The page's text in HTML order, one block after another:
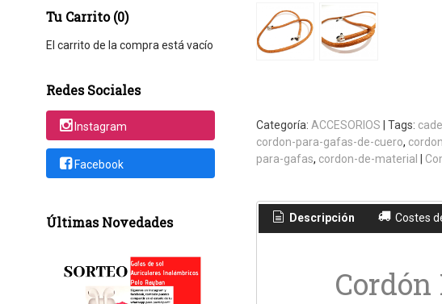
Tu Carrito (0)
El carrito de la compra está vacío
Redes Sociales
Instagram
Facebook
Últimas Novedades
Categoría: ACCESORIOS Tags:
cordon-para-gafas-de-cuero
para-gafas cordon-de-material
Descripción Costes